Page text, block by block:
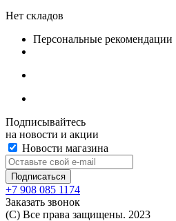
Нет складов
Персональные рекомендации
Подписывайтесь
на новости и акции
Новости магазина
+7 908 085 1174
Заказать звонок
(C) Все права защищены. 2023